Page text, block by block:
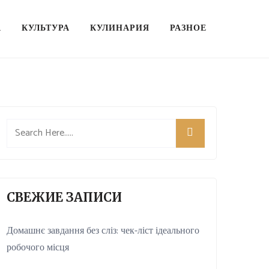
КУЛЬТУРА КУЛИНАРИЯ РАЗНОЕ
СВЕЖИЕ ЗАПИСИ
Домашнє завдання без сліз: чек-ліст ідеального
робочого місця